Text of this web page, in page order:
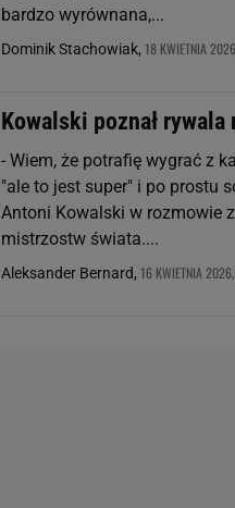
bardzo wyrównana,...
Dominik Stachowiak, 18 KWIETNIA
Kowalski poznał
- Wiem, że potrafię wygrać z
"ale to jest super" i po prostu
Antoni Kowalski w rozmowie
mistrzostw świata....
Aleksander Bernard, 16 KWIETNIA